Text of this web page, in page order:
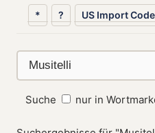
* ? US Import
Suche nur in